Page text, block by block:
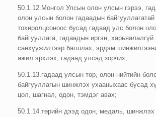
50.1.12.Монгол Улсын олон улсын гэрээ,
олон улсын болон гадаадын
тохиролцсоноос бусад гадаад улс болон
байгууллага, гадаадын иргэн, харьяалалгүй
санхүүжилтээр багшлах, эрдэм
ажил эрхлэх, гадаад улсад зорчих;
50.1.13.гадаад улсын төр, олон нийтийн
байгууллагын шинжлэх ухааныхаас бусад
цол, шагнал, одон, тэмдэг авах;
50.1.14.төрийн дээд одон, медаль, шинжлэх